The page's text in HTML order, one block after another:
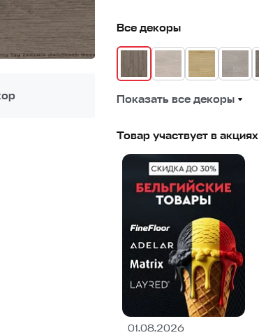
Все декоры
Показать все декоры
Товар участвует в акциях
01.08.2026